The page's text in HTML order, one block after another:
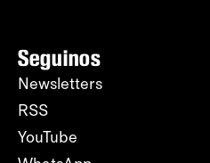
Seguinos
Newsletters
RSS
YouTube